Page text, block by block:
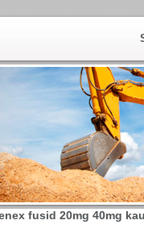
fusid 20mg 40mg